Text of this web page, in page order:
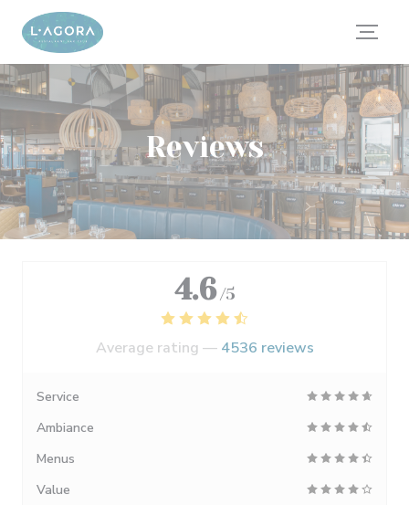
Personalizing your cookie choices
Reviews
4.6 /5
Average rating — 4536 reviews
Service
Ambiance
Menus
Value